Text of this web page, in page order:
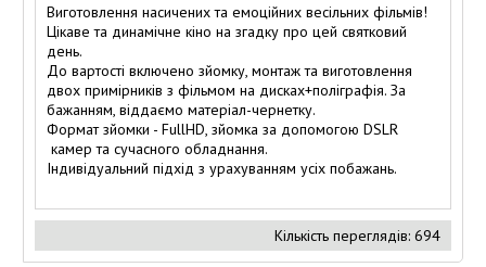
Виготовлення насичених та емоційних весільних фільмів!
Цікаве та динамічне кіно на згадку про цей святковий
день.
До вартості включено зйомку, монтаж та виготовлення
двох примірників з фільмом на дисках+поліграфія. За
бажанням, віддаємо матеріал-чернетку.
Формат зйомки - FullHD, зйомка за допомогою DSLR
камер та сучасного обладнання.
Індивідуальний підхід з урахуванням усіх побажань.
Кількість переглядів: 694